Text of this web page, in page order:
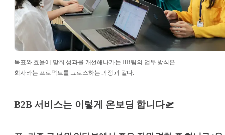
목표와 효율에 맞춰 성과를 개선해나가는 HR팀의 업무 방식은
회사라는 프로덕트를 그로스하는 과정과 같다.
B2B 서비스는 이렇게 온보딩 합니다🛫